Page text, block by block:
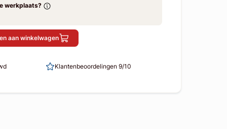
werkplaats?
aan winkelwagen
Klantenbeoordelingen 9/10